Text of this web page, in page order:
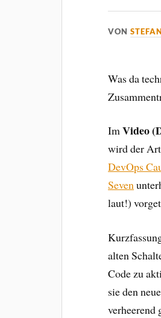
VON
Was da
ImVideo
wird der
DevOps
Seven
laut!)
alten
Code zu
sie den
verheerend